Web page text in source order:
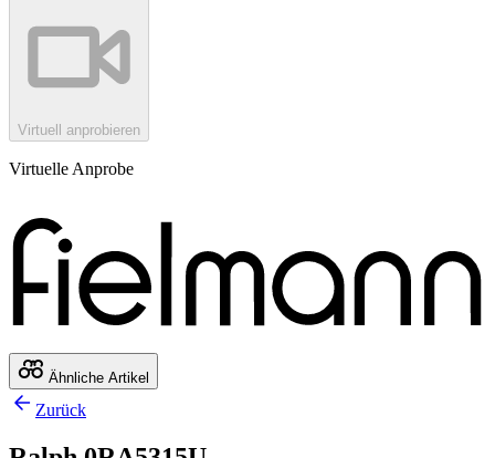
Virtuell anprobieren
Virtuelle Anprobe
Ähnliche Artikel
Zurück